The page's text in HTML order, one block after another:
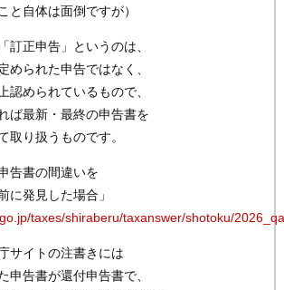
と自体は面倒ですが）
訂正申告」というのは、
められた申告ではなく、
認められているもので、
ば最新・最終の申告書を
取り扱うものです。
告書の間違いを
に発見した場合」
taxes/shiraberu/taxanswer/shotoku/
サイトの注書きには
申告書が還付申告書で、